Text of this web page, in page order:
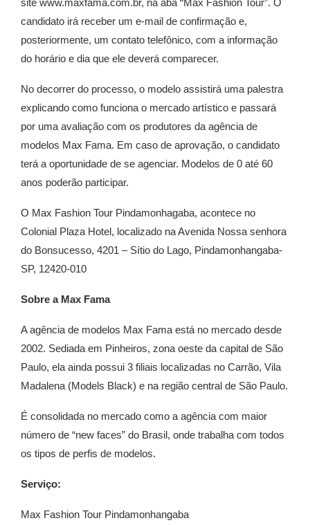
site www.maxfama.com.br, na aba “Max Fashion Tour”. O
candidato irá receber um e-mail de confirmação e,
posteriormente, um contato telefônico, com a informação
do horário e dia que ele deverá comparecer.
No decorrer do processo, o modelo assistirá uma palestra
explicando como funciona o mercado artístico e passará
por uma avaliação com os produtores da agência de
modelos Max Fama. Em caso de aprovação, o candidato
terá a oportunidade de se agenciar. Modelos de 0 até 60
anos poderão participar.
O Max Fashion Tour Pindamonhagaba, acontece no
Colonial Plaza Hotel, localizado na Avenida Nossa senhora
do Bonsucesso, 4201 – Sítio do Lago, Pindamonhangaba-
SP, 12420-010
Sobre a Max Fama
A agência de modelos Max Fama está no mercado desde
2002. Sediada em Pinheiros, zona oeste da capital de São
Paulo, ela ainda possui 3 filiais localizadas no Carrão, Vila
Madalena (Models Black) e na região central de São Paulo.
É consolidada no mercado como a agência com maior
número de “new faces” do Brasil, onde trabalha com todos
os tipos de perfis de modelos.
Serviço:
Max Fashion Tour Pindamonhangaba